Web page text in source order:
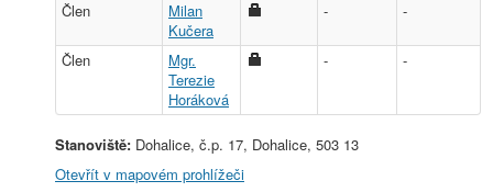
Člen
Milan
Kučera
- -
Člen
Mgr.
Terezie
Horáková
- -
Stanoviště: Dohalice, č.p. 17, Dohalice, 503 13
Otevřít v mapovém prohlížeči